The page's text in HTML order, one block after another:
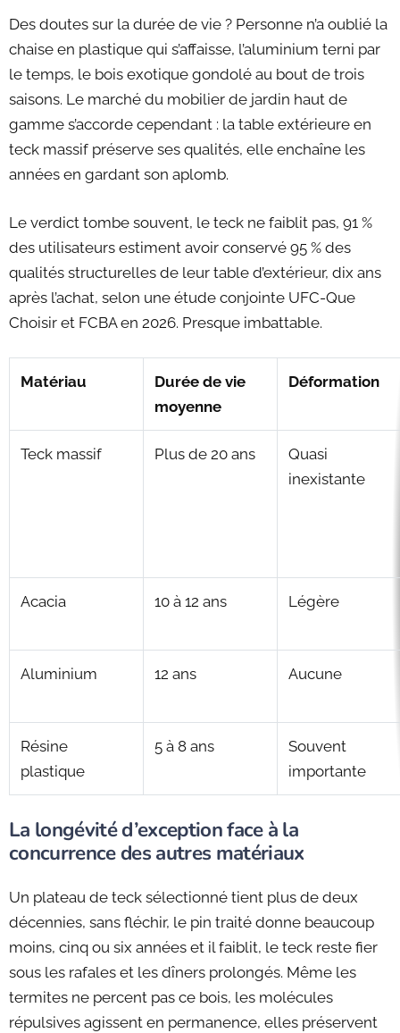
Des doutes sur la durée de vie ? Personne n’a oublié la
chaise en plastique qui s’affaisse, l’aluminium terni par
le temps, le bois exotique gondolé au bout de trois
saisons. Le marché du mobilier de jardin haut de
gamme s’accorde cependant : la table extérieure en
teck massif préserve ses qualités, elle enchaîne les
années en gardant son aplomb.
Le verdict tombe souvent, le teck ne faiblit pas, 91 %
des utilisateurs estiment avoir conservé 95 % des
qualités structurelles de leur table d’extérieur, dix ans
après l’achat, selon une étude conjointe UFC-Que
Choisir et FCBA en 2026. Presque imbattable.
Matériau
Durée de vie
moyenne
Déformation
Teck massif Plus de 20 ans
Quasi
inexistante
Acacia 10 à 12 ans Légère
Aluminium 12 ans Aucune
Résine
plastique
5 à 8 ans
Souvent
importante
La longévité d’exception face à la
concurrence des autres matériaux
Un plateau de teck sélectionné tient plus de deux
décennies, sans fléchir, le pin traité donne beaucoup
moins, cinq ou six années et il faiblit, le teck reste fier
sous les rafales et les dîners prolongés. Même les
termites ne percent pas ce bois, les molécules
répulsives agissent en permanence, elles préservent